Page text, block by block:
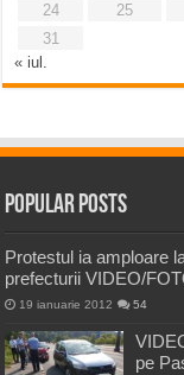
24
25
31
« iul.
Popular Posts
Protestul ia amploare
prefecturii VIDEO/
19 ianuarie 2012 54
pe